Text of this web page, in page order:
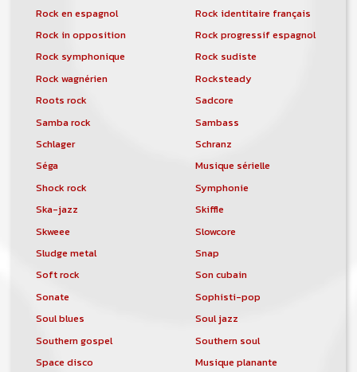
Rock en espagnol
Rock identitaire français
Rock in opposition
Rock progressif espagnol
Rock symphonique
Rock sudiste
Rock wagnérien
Rocksteady
Roots rock
Sadcore
Samba rock
Sambass
Schlager
Schranz
Séga
Musique sérielle
Shock rock
Symphonie
Ska-jazz
Skiffle
Skweee
Slowcore
Sludge metal
Snap
Soft rock
Son cubain
Sonate
Sophisti-pop
Soul blues
Soul jazz
Southern gospel
Southern soul
Space disco
Musique planante